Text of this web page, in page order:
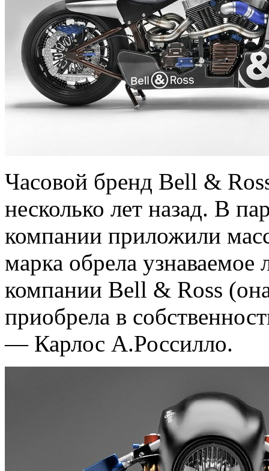
Часовой бренд Bell &
несколько лет назад. В
компании приложили
марка обрела узнаваемое
компании Bell & Ross
приобрела в
— Карлос А.Россилло.